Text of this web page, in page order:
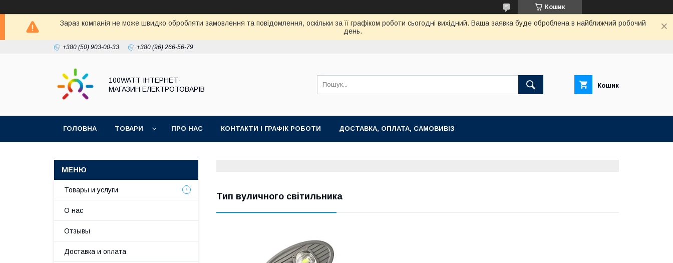
Кошик
Зараз компанія не може швидко обробляти замовлення та повідомлення, оскільки за її графіком роботи сьогодні вихідний. Ваша заявка буде оброблена в найближчий робочий
день.
+380 (50) 903-00-33 +380 (96) 266-56-79
100WATT ІНТЕРНЕТ-
МАГАЗИН ЕЛЕКТРОТОВАРІВ
Кошик
ГОЛОВНА ТОВАРИ ПРО НАС КОНТАКТИ І ГРАФІК РОБОТИ ДОСТАВКА, ОПЛАТА, САМОВИВІЗ
Тип вуличного світильника
Товары и услуги
О нас
Отзывы
Доставка и оплата